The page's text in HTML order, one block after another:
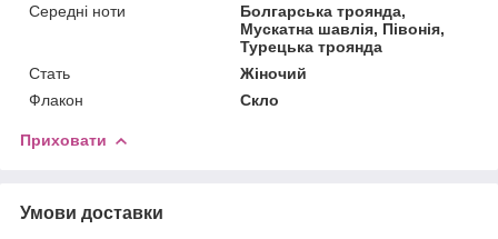
Середні ноти
Болгарська троянда,
Мускатна шавлія, Півонія,
Турецька троянда
Стать
Жіночий
Флакон
Скло
Приховати
Умови доставки